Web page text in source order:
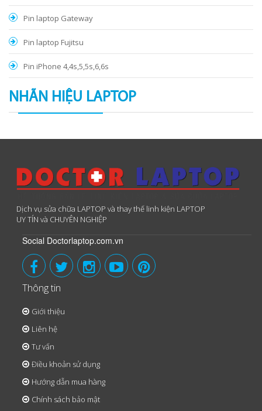
Pin laptop Gateway
Pin laptop Fujitsu
Pin iPhone 4,4s,5,5s,6,6s
NHÃN HIỆU LAPTOP
Dịch vụ sửa chữa LAPTOP và thay thế linh kiện LAPTOP
UY TÍN và CHUYÊN NGHIỆP
Social Doctorlaptop.com.vn
Thông tin
Giới thiệu
Liên hệ
Tư vấn
Điều khoản sử dụng
Hướng dẫn mua hàng
Chính sách bảo mật